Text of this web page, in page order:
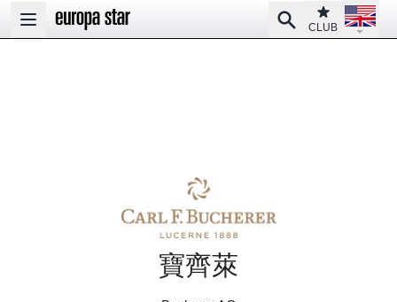
Open main menu
SearchClub
CLUB
Open
寶齊萊